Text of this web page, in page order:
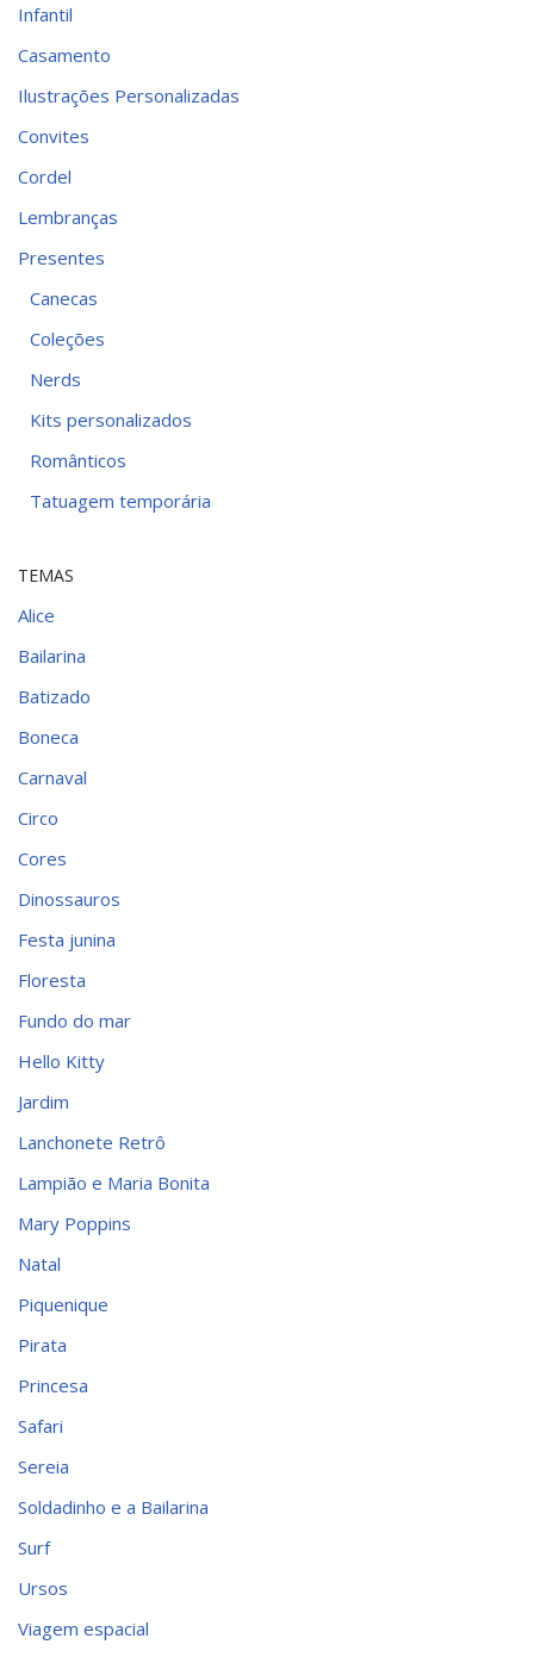
Infantil
Casamento
Ilustrações Personalizadas
Convites
Cordel
Lembranças
Presentes
Canecas
Coleções
Nerds
Kits personalizados
Românticos
Tatuagem temporária
TEMAS
Alice
Bailarina
Batizado
Boneca
Carnaval
Circo
Cores
Dinossauros
Festa junina
Floresta
Fundo do mar
Hello Kitty
Jardim
Lanchonete Retrô
Lampião e Maria Bonita
Mary Poppins
Natal
Piquenique
Pirata
Princesa
Safari
Sereia
Soldadinho e a Bailarina
Surf
Ursos
Viagem espacial